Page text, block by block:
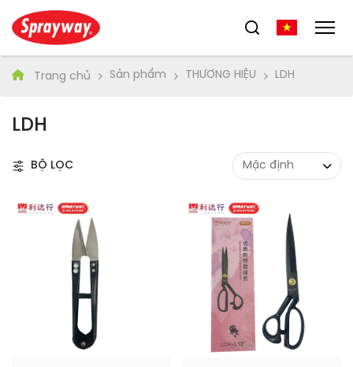
Trang chủ Sản phẩm THƯƠNG HIỆU LDH
LDH
BỘ LỌC